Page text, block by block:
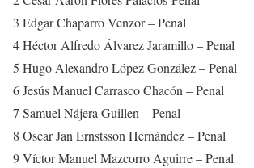
3 Edgar Chaparro Venzor – Penal
4 Héctor Alfredo Álvarez Jaramillo – Penal
5 Hugo Alexandro López González – Penal
6 Jesús Manuel Carrasco Chacón – Penal
7 Samuel Nájera Guillen – Penal
8 Oscar Jan Ernstsson Hernández – Penal
9 Víctor Manuel Mazcorro Aguirre – Penal